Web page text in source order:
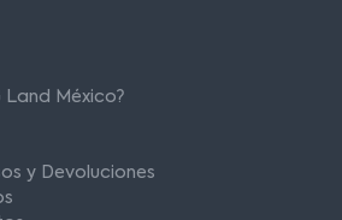
Land México?
y Devoluciones